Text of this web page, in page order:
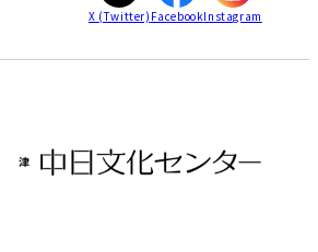
X (Twitter) FacebookInstagram